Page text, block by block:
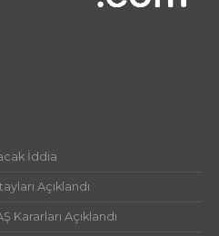
İddia
Açıklandı
Kararları Açıklandı